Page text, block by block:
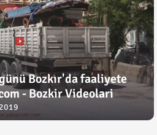
Bozkır'da faaliyete
- Bozkir Videolari